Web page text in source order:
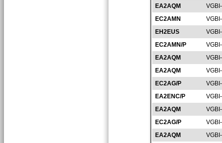
EA2AQM
EC2AMN
EH2EUS
EC2AMN/P
EA2AQM
EA2AQM
EC2AG/P
EA2ENC/P
EA2AQM
EC2AG/P
EA2AQM